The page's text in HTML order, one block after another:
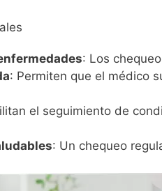
: Los
: Permiten que el médico
el seguimiento de
: Un chequeo